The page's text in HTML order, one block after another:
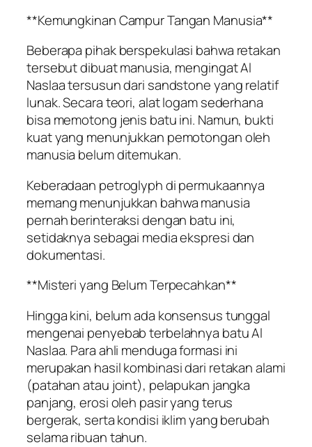
**Kemungkinan Campur Tangan Manusia**
Beberapa pihak berspekulasi bahwa retakan
tersebut dibuat manusia, mengingat Al
Naslaa tersusun dari sandstone yang relatif
lunak. Secara teori, alat logam sederhana
bisa memotong jenis batu ini. Namun, bukti
kuat yang menunjukkan pemotongan oleh
manusia belum ditemukan.
Keberadaan petroglyph di permukaannya
memang menunjukkan bahwa manusia
pernah berinteraksi dengan batu ini,
setidaknya sebagai media ekspresi dan
dokumentasi.
**Misteri yang Belum Terpecahkan**
Hingga kini, belum ada konsensus tunggal
mengenai penyebab terbelahnya batu Al
Naslaa. Para ahli menduga formasi ini
merupakan hasil kombinasi dari retakan alami
(patahan atau joint), pelapukan jangka
panjang, erosi oleh pasir yang terus
bergerak, serta kondisi iklim yang berubah
selama ribuan tahun.